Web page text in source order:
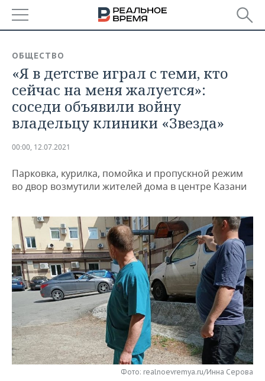
БАШКОРТОСТАН
ТАТАРСТАН
УДМУРТИЯ
НОВОСТИ
АНАЛИТИКА
НОВОСТИ АНАЛИТИКИ
ДЕКЛАРАЦИИ О ДОХОДАХ
КОРОЛИ ГОСЗАКАЗА ПФО
КОМУ ПРИНАДЛЕЖАТ
ТОРГОВЫЕ ЦЕНТРЫ
ТАТАРСТАНА
ЭКОНОМИКА
НОВОСТИ ЭКОНОМИКИ
ФИНАНСЫ
БЮДЖЕТ
ИНВЕСТИЦИИ
ПРОМЫШЛЕННОСТЬ
НОВОСТИ
ПРОМЫШЛЕННОСТИ
АГРОПРОМ
МАШИНОСТРОЕНИЕ
НЕФТЕХИМИЯ
НЕФТЬ
ОПК
ЭНЕРГЕТИКА
НЕДВИЖИМОСТЬ
НОВОСТИ АВТО
БИЗНЕС
НОВОСТИ БИЗНЕСА
РОЗНИЧНАЯ ТОРГОВЛЯ
ТРАНСПОРТ
УСЛУГИ
ТЕХНОЛОГИИ
НОВОСТИ ТЕХНОЛОГИЙ
IT
МЕДИА
МЕРОПРИЯТИЯ
НОВОСТИ МЕРОПРИЯТИЙ
ВЫЕЗДНАЯ РЕДАКЦИЯ
СПОРТ
НОВОСТИ СПОРТА
ОБЩЕСТВО
ОБЩЕСТВО
«Я в детстве играл с теми, кто
сейчас на меня жалуется»:
соседи объявили войну
владельцу клиники «Звезда»
00:00, 12.07.2021
Парковка, курилка, помойка и пропускной режим
во двор возмутили жителей дома в центре Казани
Фото: realnoevremya.ru/Инна Серова